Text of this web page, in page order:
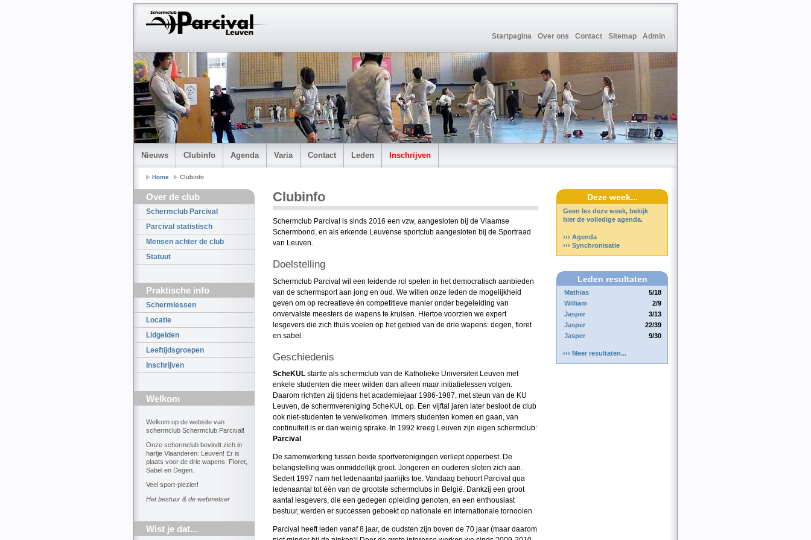
Startpagina Over ons Contact Sitemap Admin
Nieuws Clubinfo Agenda Varia Contact Leden Inschrijven
Home Clubinfo
Over de club
Schermclub Parcival
Parcival statistisch
Mensen achter de club
Statuut
Praktische info
Schermlessen
Locatie
Lidgelden
Leeftijdsgroepen
Inschrijven
Welkom
Welkom op de website van
schermclub Schermclub Parcival!
Onze schermclub bevindt zich in
hartje Vlaanderen: Leuven! Er is
plaats voor de drie wapens: Floret,
Sabel en Degen.
Veel sport-plezier!
Het bestuur & de webmetser
Wist je dat...
Clubinfo
Schermclub Parcival is sinds 2016 een vzw, aangesloten bij de Vlaamse
Schermbond, en als erkende Leuvense sportclub aangesloten bij de Sportraad
van Leuven.
Doelstelling
Schermclub Parcival wil een leidende rol spelen in het democratisch aanbieden
van de schermsport aan jong en oud. We willen onze leden de mogelijkheid
geven om op recreatieve én competitieve manier onder begeleiding van
onvervalste meesters de wapens te kruisen. Hiertoe voorzien we expert
lesgevers die zich thuis voelen op het gebied van de drie wapens: degen, floret
en sabel.
Geschiedenis
ScheKUL startte als schermclub van de Katholieke Universiteit Leuven met
enkele studenten die meer wilden dan alleen maar initiatielessen volgen.
Daarom richtten zij tijdens het academiejaar 1986-1987, met steun van de KU
Leuven, de schermvereniging ScheKUL op. Een vijftal jaren later besloot de club
ook niet-studenten te verwelkomen. Immers studenten komen en gaan, van
continuïteit is er dan weinig sprake. In 1992 kreeg Leuven zijn eigen schermclub:
Parcival .
De samenwerking tussen beide sportverenigingen verliept opperbest. De
belangstelling was onmiddellijk groot. Jongeren en ouderen sloten zich aan.
Sedert 1997 nam het ledenaantal jaarlijks toe. Vandaag behoort Parcival qua
ledenaantal tot één van de grootste schermclubs in België. Dankzij een groot
aantal lesgevers, die een gedegen opleiding genoten, en een enthousiast
bestuur, werden er successen geboekt op nationale en internationale tornooien.
Parcival heeft leden vanaf 8 jaar, de oudsten zijn boven de 70 jaar (maar daarom
Deze week...
Geen les deze week, bekijk
hier de volledige agenda.
››› Agenda
››› Synchronisatie
Leden resultaten
5/18
Mathias
2/9
William
3/13
Jasper
22/39
Jasper
9/30
Jasper
››› Meer resultaten...